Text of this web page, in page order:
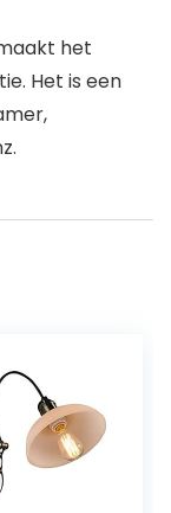
het
Het is een